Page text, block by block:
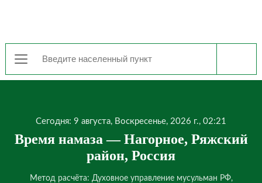
Сегодня: 9 августа, Воскресенье, 2026 г., 02:21
Время намаза — Нагорное, Ряжский
район, Россия
Метод расчёта: Духовное управление мусульман РФ,